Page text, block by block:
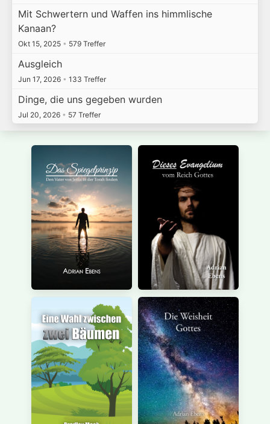
Mit Schwertern und Waffen ins himmlische
Kanaan?
Okt 15, 2025 • 579 Treffer
Ausgleich
Jun 17, 2026 • 133 Treffer
Dinge, die uns gegeben wurden
Jul 20, 2026 • 57 Treffer